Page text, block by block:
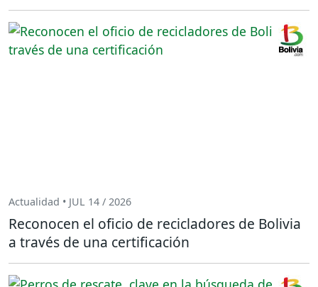
Actualidad • JUL 14 / 2026
Reconocen el oficio de recicladores de Bolivia
a través de una certificación